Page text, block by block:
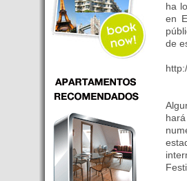
- Hotel en venta Budapest
- Budapest y Cracovia, las
ciudades de moda en 2018
- Inaugurado en BUDAPEST el
puede ser controlado por
Smarthfones de sus clientes
- HOTEL Moments Budapest,
éste sí es un ‘gran hotel
Budapest’.
- Hoteles en BUDAPEST:
Resultados octubre de 2016,
ha
en
de